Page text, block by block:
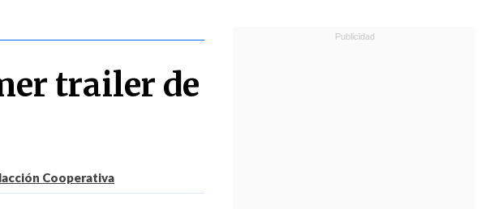
trailer de
Cooperativa